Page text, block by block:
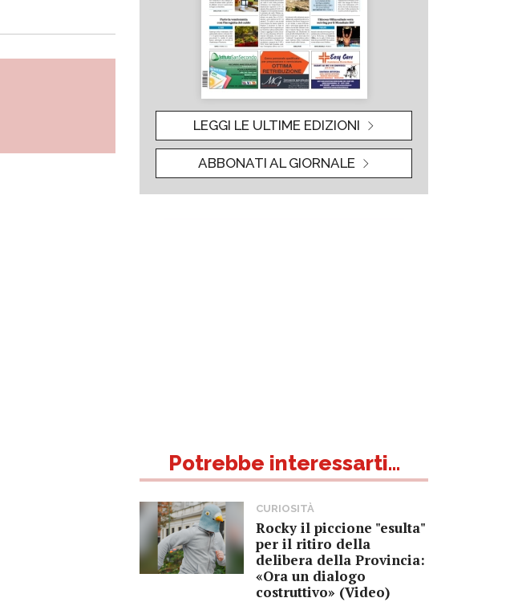
LEGGI LE ULTIME EDIZIONI
ABBONATI AL GIORNALE
Potrebbe interessarti...
CURIOSITÀ
Rocky il piccione "esulta"
per il ritiro della
delibera della Provincia:
«Ora un dialogo
costruttivo» (Video)